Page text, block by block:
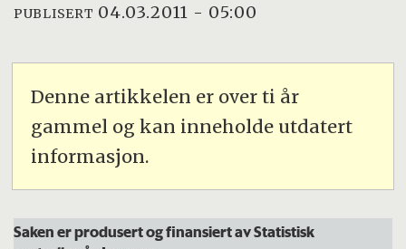
PUBLISERT 04.03.2011 - 05:00
Denne artikkelen er over ti år
gammel og kan inneholde utdatert
informasjon.
Saken er produsert og finansiert av Statistisk